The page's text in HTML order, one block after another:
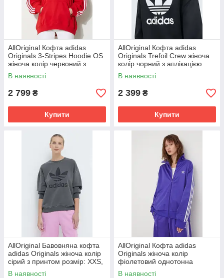
AllOriginal Кофта adidas
Originals 3-Stripes Hoodie OS
жіноча колір червоний з
капюшоном з аплікацією
IN8397
В наявності
2 799 ₴
Купити
AllOriginal Кофта adidas
Originals Trefoil Crew жіноча
колір чорний з аплікацією
IU2410 розмір: XXS, XS
В наявності
2 399 ₴
Купити
AllOriginal Бавовняна кофта
adidas Originals жіноча колір
сірий з принтом розмір: XXS,
S, L
В наявності
AllOriginal Кофта adidas
Originals жіноча колір
фіолетовий однотонна
розмір: XXS, XS, S, M, L, XL
В наявності